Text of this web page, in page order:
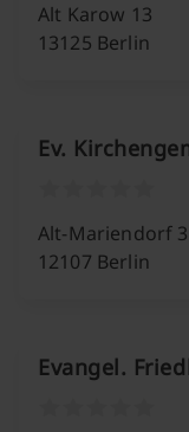
Alt Karow 13
13125 Berlin
Ev.
Alt-Mariendorf
12107 Berlin
Evangel.